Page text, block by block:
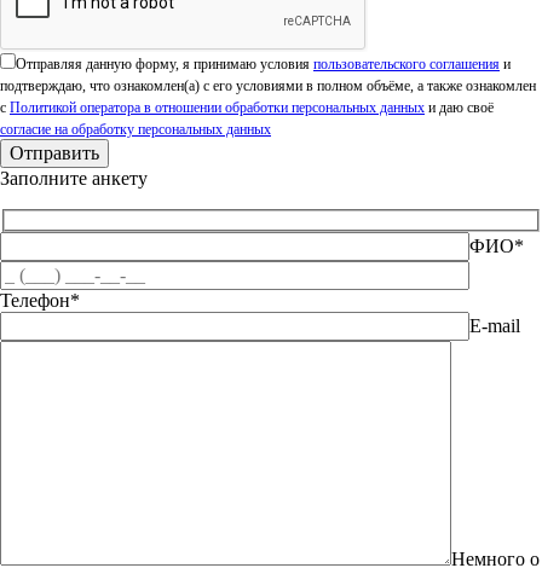
Отправляя данную форму, я принимаю условия пользовательского соглашения и
подтверждаю, что ознакомлен(а) с его условиями в полном объёме, а также ознакомлен
с Политикой оператора в отношении обработки персональных данных и даю своё
согласие на обработку персональных данных
Заполните анкету
ФИО*
Телефон*
E-mail
Немного о